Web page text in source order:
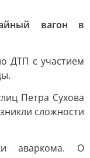
вагон в
ДТП с участием
Петра Сухова
сложности
аваркома. О